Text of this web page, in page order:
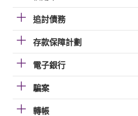
追討債務
存款保障計劃
電子銀行
騙案
轉帳